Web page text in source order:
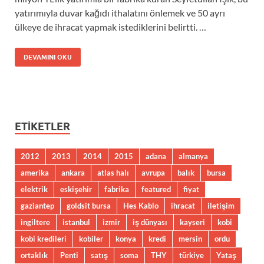
yatırımıyla duvar kağıdı ithalatını önlemek ve 50 ayrı
ülkeye de ihracat yapmak istediklerini belirtti. …
DEVAMINI OKU
ETIKETLER
2012 2013 2014 2015 adana
almanya
amerika
ankara atlas halı avrupa balık
bursa
elektrik
eskişehir fabrika featured
fiyat
gaziantep
goldsit bursa Hes Kablo ihracat
iletişim
ingiltere
istanbul izmir iş dünyası kayseri
kobi
kobi kredileri
kobiler konya kredi mersin
ordu
ortaklık
Penti satış soma THY türkiye Yataş